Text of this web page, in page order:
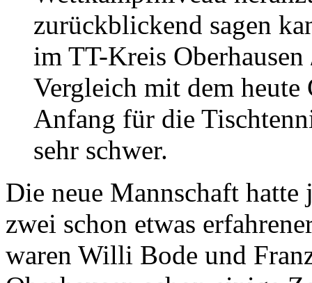
zurückblickend sagen
im TT-Kreis
Vergleich mit dem heute
Anfang für die
sehr schwer.
Die neue Mannschaft
zwei schon etwas
waren Willi Bode und